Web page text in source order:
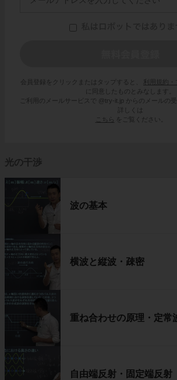
会員登録をクリックまたはタップすると、
利用規約
に同意したものとみなします。
ご利用のメールサービスで @try-it.jp からのメールの
詳しくは
こちら
をご覧ください。
光の干渉
波の基本
横波と縦波・疎密
重ね合わせの原理・定常
自由端反射・固定端反射